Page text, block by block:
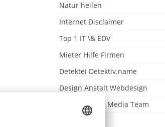
Natur heilen
Internet Disclaimer
Top 1 IT \& EDV
Mieter Hilfe Firmen
Detektei Detektiv.name
Design Anstalt Webdesign
YMT - YOUNG Media Team